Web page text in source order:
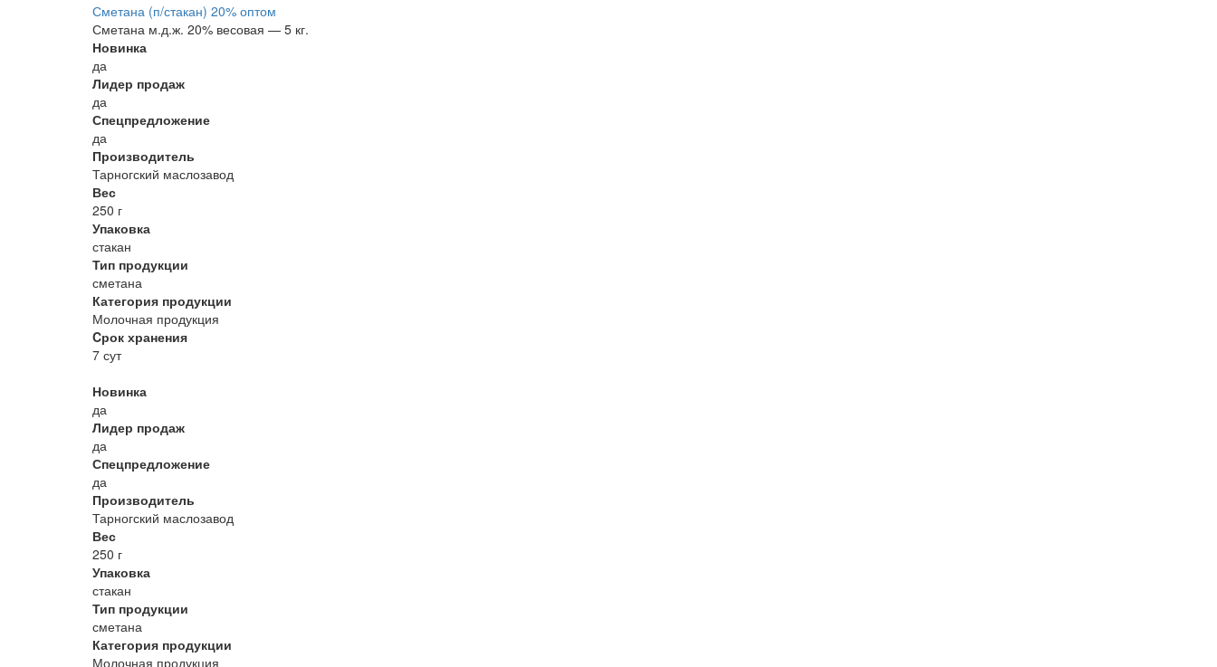
Сметана (п/стакан) 20% оптом
Сметана м.д.ж. 20% весовая — 5 кг.
Новинка
да
Лидер продаж
да
Спецпредложение
да
Производитель
Тарногский маслозавод
Вес
250 г
Упаковка
стакан
Тип продукции
сметана
Категория продукции
Молочная продукция
Cрок хранения
7 сут
Новинка
да
Лидер продаж
да
Спецпредложение
да
Производитель
Тарногский маслозавод
Вес
250 г
Упаковка
стакан
Тип продукции
сметана
Категория продукции
Молочная продукция